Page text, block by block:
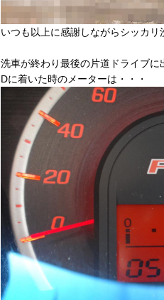
いつも以上に感謝しながらシッカリ
洗車が終わり最後の片道ドライブに
Dに着いた時のメーターは・・・